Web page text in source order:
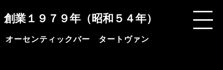
創業１９７９年（昭和５４年）